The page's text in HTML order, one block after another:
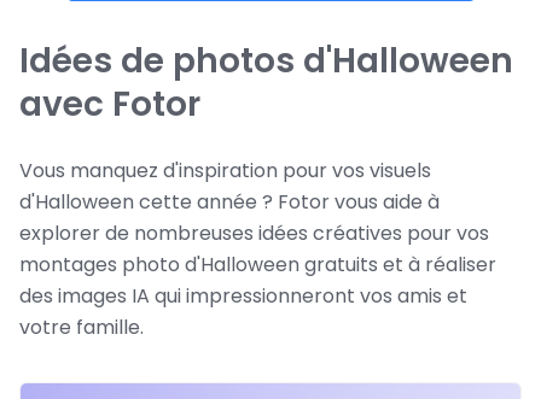
Idées de photos d'Halloween
avec Fotor
Vous manquez d'inspiration pour vos visuels
d'Halloween cette année ? Fotor vous aide à
explorer de nombreuses idées créatives pour vos
montages photo d'Halloween gratuits et à réaliser
des images IA qui impressionneront vos amis et
votre famille.